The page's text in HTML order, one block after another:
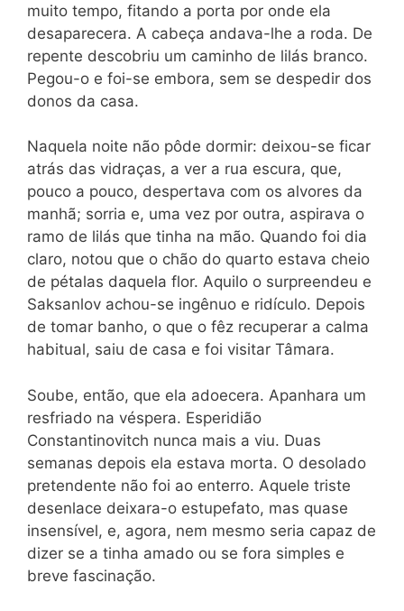
muito tempo, fitando a porta por onde ela
desaparecera. A cabeça andava-lhe a roda. De
repente descobriu um caminho de lilás branco.
Pegou-o e foi-se embora, sem se despedir dos
donos da casa.
Naquela noite não pôde dormir: deixou-se ficar
atrás das vidraças, a ver a rua escura, que,
pouco a pouco, despertava com os alvores da
manhã; sorria e, uma vez por outra, aspirava o
ramo de lilás que tinha na mão. Quando foi dia
claro, notou que o chão do quarto estava cheio
de pétalas daquela flor. Aquilo o surpreendeu e
Saksanlov achou-se ingênuo e ridículo. Depois
de tomar banho, o que o fêz recuperar a calma
habitual, saiu de casa e foi visitar Tâmara.
Soube, então, que ela adoecera. Apanhara um
resfriado na véspera. Esperidião
Constantinovitch nunca mais a viu. Duas
semanas depois ela estava morta. O desolado
pretendente não foi ao enterro. Aquele triste
desenlace deixara-o estupefato, mas quase
insensível, e, agora, nem mesmo seria capaz de
dizer se a tinha amado ou se fora simples e
breve fascinação.